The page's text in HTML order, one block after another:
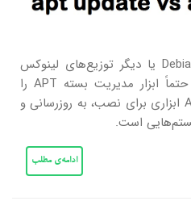
چنانچه تا به حال با Debian Linux یا دیگر توزیع‌های لینوکس
مانند اوبونتو کار کرده باشید، حتماً ابزار مدیریت بسته APT را
دیده و یا استفاده کرده‌اید. APT ابزاری برای نصب، به روزرسانی و
است.
ادامه‌ی مطلب